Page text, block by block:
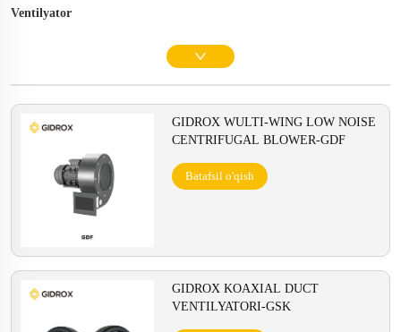
Ventilyator
GIDROX WULTI-WING LOW NOISE
CENTRIFUGAL BLOWER-GDF
Batafsil o'qish
GIDROX KOAXIAL DUCT
VENTILYATORI-GSK